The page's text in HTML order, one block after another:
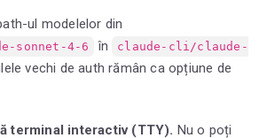
ul modelelor din
sonnet-4-6 în
claude-cli/claude-
vechi de auth rămân ca opțiune de
terminal interactiv (TTY). Nu o poți